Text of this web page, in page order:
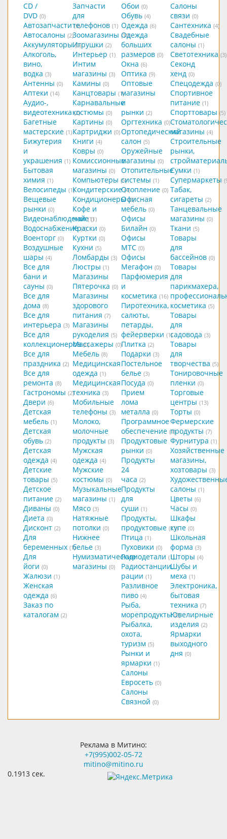
CD /
DVD (0)
Автозапчасти (9)
Автосалоны (2)
Аккумуляторы (0)
Алкоголь,
вино,
водка (3)
Антенны (0)
Аптеки (14)
Аудио-,
видеотехника (2)
Багетные
мастерские (1)
Бижутерия
и
украшения (1)
Бытовая
химия (1)
Велосипеды (1)
Вещевые
рынки (0)
Видеонаблюдение (1)
Водоснабжение (1)
Военторг (0)
Воздушные
шары (4)
Все для
бани и
сауны (0)
Все для
дома (8)
Все для
интерьера (3)
Все для
коллекционеров (0)
Все для
праздника (2)
Все для
ремонта (8)
Гастрономы (2)
Двери (6)
Детская
мебель (1)
Детская
обувь (2)
Детская
одежда (4)
Детские
товары (5)
Детское
питание (2)
Диваны (0)
Диета (0)
Дисконт (2)
Для
беременных (1)
Для
йоги (0)
Жалюзи (1)
Женская
одежда (6)
Заказ по
каталогам (2)
Запчасти
для
телефонов (1)
Зоомагазины (10)
Игрушки (2)
Интерьер (1)
Интим
магазины (3)
Камины (0)
Канцтовары (1)
Карнавальные
костюмы (0)
Картины (0)
Картриджи (0)
Книги (4)
Ковры (0)
Комиссионные
магазины (0)
Компьютеры (5)
Кондитерские (4)
Кондиционеры (0)
Кофе и
чай (1)
Краски (0)
Куртки (0)
Кухни (5)
Ломбарды (3)
Люстры (1)
Магазины
Пятерочка (0)
Магазины
здорового
питания (7)
Магазины
рукоделия (5)
Массажеры (0)
Мебель (8)
Медицинская
одежда (1)
Медицинская
техника (3)
Мобильные
телефоны (3)
Молоко,
молочные
продукты (3)
Мужская
одежда (4)
Мужские
костюмы (0)
Музыкальные
магазины (1)
Мясо (3)
Натяжные
потолки (0)
Нижнее
белье (3)
Нумизматические
магазины (0)
Обои (0)
Обувь (4)
Одежда (6)
Одежда
больших
размеров (0)
Окна (6)
Оптика (9)
Оптовые
магазины
и
рынки (2)
Оргтехника (0)
Ортопедический
салон (5)
Оружейные
магазины (0)
Отопительные
системы (1)
Отопление (0)
Офисная
мебель (0)
Офисы
Билайн (0)
Офисы
МТС (0)
Офисы
Мегафон (0)
Парфюмерия
и
косметика (16)
Пиротехника,
салюты,
петарды,
фейерверки (1)
Плитка (2)
Подарки (3)
Постельное
белье (3)
Посуда (0)
Прием
лома
металла (0)
Программное
обеспечение (1)
Продуктовые
рынки (0)
Продукты
24
часа (2)
Продукты
для
суши (1)
Продукты,
продуктовые (11)
Птица (1)
Пуховики (0)
Радиодетали (1)
Радиостанции,
рации (1)
Разливное
пиво (4)
Рыба,
морепродукты (2)
Рыбалка,
охота,
туризм (5)
Рынки и
ярмарки (1)
Салоны
Евросеть (0)
Салоны
Связной (0)
Салоны
связи (0)
Сантехника (4)
Свадебные
салоны (1)
Светотехника (3)
Секонд
хенд (0)
Спецодежда (0)
Спортивное
питание (1)
Спорттовары (5)
магазины (4)
Строительные
рынки,
Сумки (1)
Супермаркеты
Табак,
сигареты (2)
Танцевальные
магазины (0)
Ткани (5)
Товары
для
бассейнов (0)
Товары
для
парикмахера,
косметика (5)
Товары
для
садовода (3)
Товары
для
творчества (5)
Тонировочные
пленки (0)
Торговые
центры (13)
Торты (0)
Фермерские
продукты (7)
Фурнитура (1)
Хозяйственные
магазины,
хозтовары (3)
салоны (1)
Цветы (6)
Часы (0)
Шкафы
купе (0)
Школьная
форма (3)
Шторы (4)
Шубы и
меха (1)
Электроника,
бытовая
техника (7)
Ювелирные
изделия (2)
Ярмарки
выходного
дня (0)
Реклама в Митино:
+7(995)002-05-72
mitino@mitino.ru
0.1913 сек.